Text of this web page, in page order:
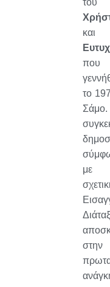
του
και
που
το
με
στην